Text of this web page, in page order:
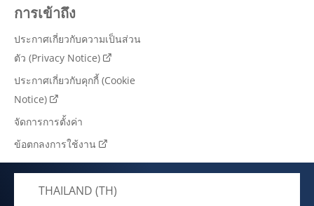
การเข้าถึง
ประกาศเกี่ยวกับความเป็นส่วน
ตัว (Privacy Notice)
ประกาศเกี่ยวกับคุกกี้ (Cookie
Notice)
จัดการการตั้งค่า
ข้อตกลงการใช้งาน
THAILAND (TH)